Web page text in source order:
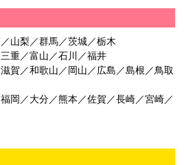
山梨／群馬／茨城／栃木
重／富山／石川／福井
賀／和歌山／岡山／広島／島根／鳥取
岡／大分／熊本／佐賀／長崎／宮崎／